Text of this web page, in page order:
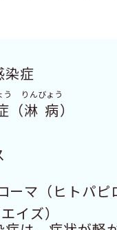
染症
う
（淋病
りんびょう
）
ーマ（ヒトパピ
イズ）